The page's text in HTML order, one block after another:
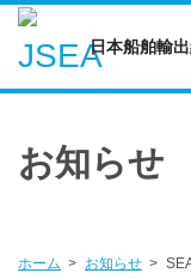
日本船舶輸
お知らせ
ホーム お知らせ